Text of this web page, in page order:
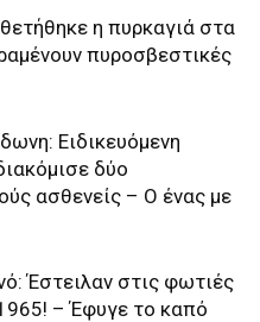
η πυρκαγιά στα
πυροσβεστικές
Ειδικευόμενη
δύο
ασθενείς – Ο ένας με
Έστειλαν στις φωτιές
– Έφυγε το καπό